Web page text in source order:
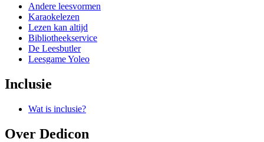
Andere leesvormen
Karaokelezen
Lezen kan altijd
Bibliotheekservice
De Leesbutler
Leesgame Yoleo
Inclusie
Wat is inclusie?
Over Dedicon